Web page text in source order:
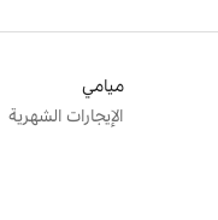
ميامي
الإيجارات الشهرية